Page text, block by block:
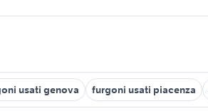
usati genova furgoni usati piacenza